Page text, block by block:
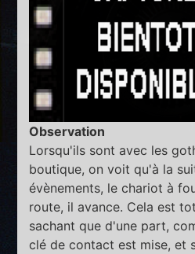
Observation
Lorsqu'ils sont avec les
boutique, on voit qu'à la
évènements, le chariot à
route, il avance. Cela est
sachant que d'une part,
clé de contact est mise, et